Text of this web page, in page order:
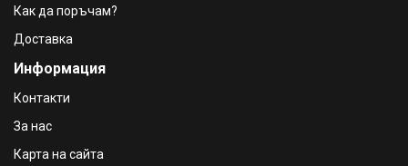
Как да поръчам?
Доставка
Информация
Контакти
За нас
Карта на сайта